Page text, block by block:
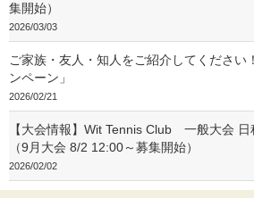
集開始）
2026/03/03
ご家族・友人・知人をご紹介してください
ンペーン」
2026/02/21
【大会情報】Wit Tennis Club 一般大会
（9月大会 8/2 12:00～募集開始）
2026/02/02